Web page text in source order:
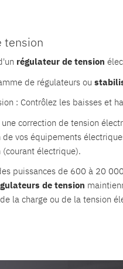
tension
régulateur de tension
de régulateurs ou
: Contrôlez les baisses et
une correction de tension
vos équipements
électrique).
puissances de 600 à 20
de tension
la charge ou de la tension